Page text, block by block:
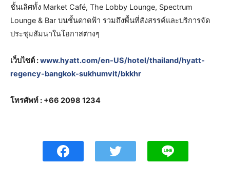
ชั้นเลิศทั้ง Market Café, The Lobby Lounge, Spectrum
Lounge & Bar บนชั้นดาดฟ้า รวมถึงพื้นที่สังสรรค์และบริการจัด
ประชุมสัมนาในโอกาสต่างๆ
เว็บไซต์ :www.hyatt.com/en-US/hotel/thailand/hyatt-
regency-bangkok-sukhumvit/bkkhr
โทรศัพท์ : +66 2098 1234